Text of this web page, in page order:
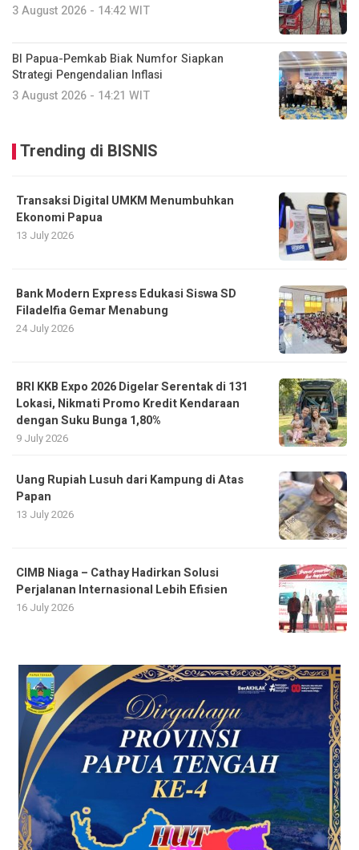
3 August 2026 - 14:42 WIT
BI Papua-Pemkab Biak Numfor Siapkan
Strategi Pengendalian Inflasi
3 August 2026 - 14:21 WIT
Trending di BISNIS
Transaksi Digital UMKM Menumbuhkan
Ekonomi Papua
13 July 2026
Bank Modern Express Edukasi Siswa SD
Filadelfia Gemar Menabung
24 July 2026
BRI KKB Expo 2026 Digelar Serentak di 131
Lokasi, Nikmati Promo Kredit Kendaraan
dengan Suku Bunga 1,80%
9 July 2026
Uang Rupiah Lusuh dari Kampung di Atas
Papan
13 July 2026
CIMB Niaga – Cathay Hadirkan Solusi
Perjalanan Internasional Lebih Efisien
16 July 2026